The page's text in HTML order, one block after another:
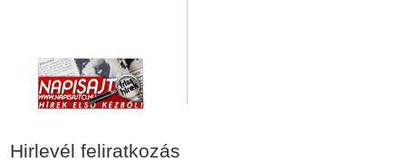
Hirlevél feliratkozás